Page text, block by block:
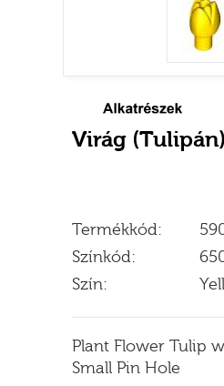
Virág (Tulipán)
Termékkód:
Színkód:
Szín:
Plant Flower Tulip
Small Pin Hole